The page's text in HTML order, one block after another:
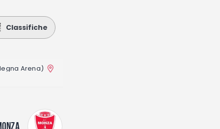
Classifiche
Arena)